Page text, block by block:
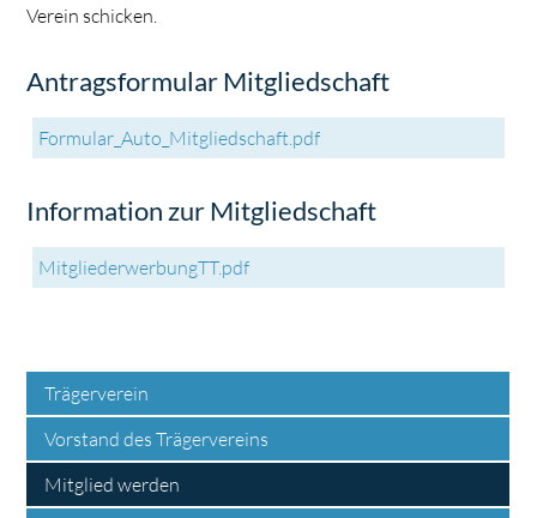
Verein schicken.
Antragsformular Mitgliedschaft
Formular_Auto_Mitgliedschaft.pdf
Information zur Mitgliedschaft
MitgliederwerbungTT.pdf
Trägerverein
Vorstand des Trägervereins
Mitglied werden